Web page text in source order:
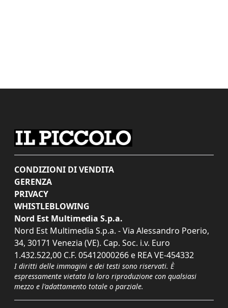
CONDIZIONI DI VENDITA
GERENZA
PRIVACY
WHISTLEBLOWING
Nord Est Multimedia S.p.a.
Nord Est Multimedia S.p.a. - Via Alessandro Poerio,
34, 30171 Venezia (VE). Cap. Soc. i.v. Euro
1.432.522,00 C.F. 05412000266 e REA VE-454332
I diritti delle immagini e dei testi sono riservati. È
espressamente vietata la loro riproduzione con qualsiasi
mezzo e l'adattamento totale o parziale.